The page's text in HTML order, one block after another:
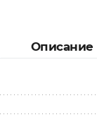
Описание